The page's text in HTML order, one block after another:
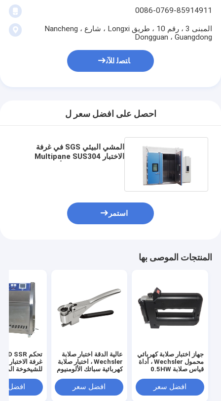
0086-0769-85914911
المبنى 3 ، رقم 10 ، طريق Longxi ، شارع Nancheng ،
Dongguan ، Guangdong
ﺎﺘﺼﻟ ﺍﻶﻧ
احصل على افضل سعر ل
المشي البيئي SGS في غرفة
الاختبار Multipane SUS304
استمر
المنتجات الموصى بها
جهاز اختبار صلابة كهربائي
محمول Wechsler ، أداة
قياس صلابة 0.5HW
افضل سعر
عالية الدقة اختبار صلابة
Wechsler ، اختبار صلابة
كهربائية سبائك الألومنيوم
افضل سعر
غرفة الاختبار
للشيخوخة
افضل